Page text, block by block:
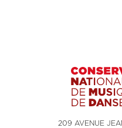
209 AVENUE